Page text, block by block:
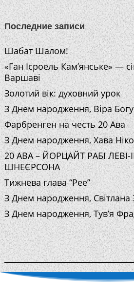
Последние записи
Шабат Шалом!
«Ган Ісроель Кам’янське» —
Варшаві
Золотий вік: духовний урок
З Днем народження, Віра
Фарбренген на честь 20 Ава
З Днем народження, Хава
20 АВА – ЙОРЦАЙТ РАБІ ЛЕВІ-
ШНЕЄРСОНА
Тижнева глава “Рее”
З Днем народження, Світлана
З Днем народження, Тув’я